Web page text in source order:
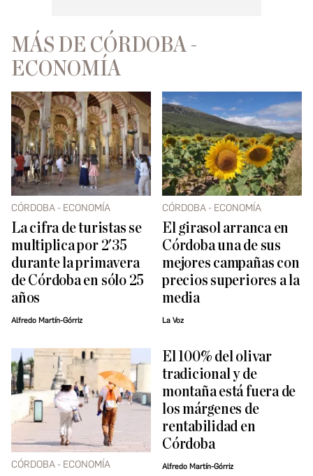
MÁS DE CÓRDOBA -
ECONOMÍA
CÓRDOBA - ECONOMÍA
La cifra de turistas se
multiplica por 2'35
durante la primavera
de Córdoba en sólo 25
años
Alfredo Martín-Górriz
CÓRDOBA - ECONOMÍA
El girasol arranca en
Córdoba una de sus
mejores campañas con
precios superiores a la
media
La Voz
CÓRDOBA - ECONOMÍA
El 100% del olivar
tradicional y de
montaña está fuera de
los márgenes de
rentabilidad en
Córdoba
Alfredo Martín-Górriz